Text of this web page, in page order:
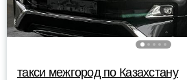
такси межгород по Казахстану